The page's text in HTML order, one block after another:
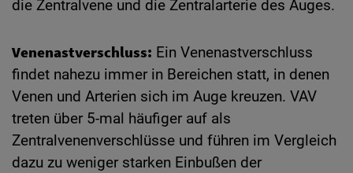
die Zentralvene und die Zentralarterie des Auges.
Venenastverschluss: Ein Venenastverschluss
findet nahezu immer in Bereichen statt, in denen
Venen und Arterien sich im Auge kreuzen. VAV
treten über 5-mal häufiger auf als
Zentralvenenverschlüsse und führen im Vergleich
dazu zu weniger starken Einbußen der